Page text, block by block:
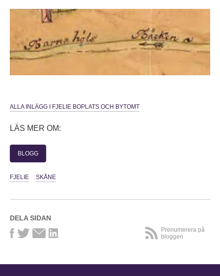
ALLA INLÄGG I FJELIE BOPLATS OCH BYTOMT
LÄS MER OM:
BLOGG
FJELIE SKÅNE
DELA SIDAN
Prenumerera på
bloggen